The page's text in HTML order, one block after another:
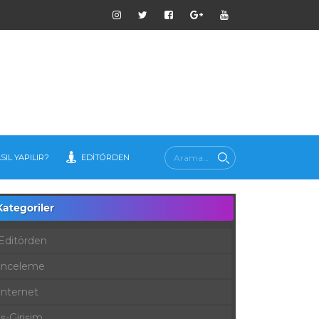
YAPILIR? EDITÖRDEN